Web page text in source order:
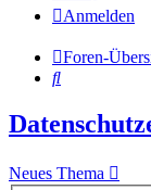
Anmelden
Foren-
Suche
Neues Thema